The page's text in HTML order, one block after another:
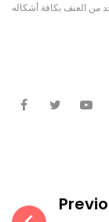
Facebook
Twitter